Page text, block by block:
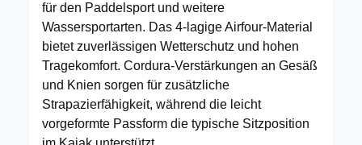
für den Paddelsport und weitere
Wassersportarten. Das 4-lagige Airfour-Material
bietet zuverlässigen Wetterschutz und hohen
Tragekomfort. Cordura-Verstärkungen an Gesäß
und Knien sorgen für zusätzliche
Strapazierfähigkeit, während die leicht
vorgeformte Passform die typische Sitzposition